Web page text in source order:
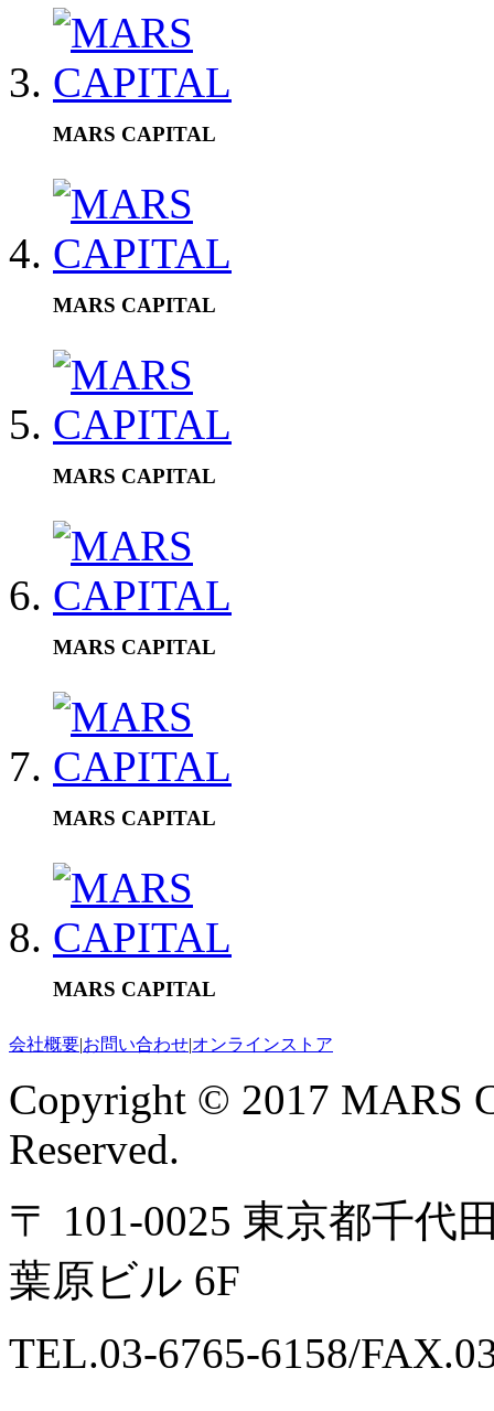
MARS CAPITAL
MARS CAPITAL
MARS CAPITAL
MARS CAPITAL
MARS CAPITAL
MARS CAPITAL
会社概要|お問い合わせ|オンラインストア
Copyright © 2017 MARS
Reserved.
〒 101-0025 東京都千代
葉原ビル 6F
TEL.03-6765-6158/